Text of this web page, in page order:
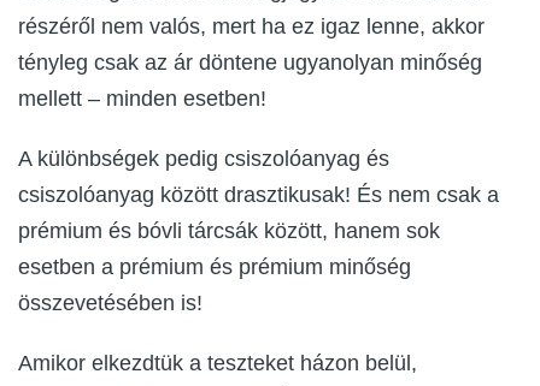
részéről nem valós, mert ha ez igaz lenne, akkor
tényleg csak az ár döntene ugyanolyan minőség
mellett – minden esetben!
A különbségek pedig csiszolóanyag és
csiszolóanyag között drasztikusak! És nem csak a
prémium és bóvli tárcsák között, hanem sok
esetben a prémium és prémium minőség
összevetésében is!
Amikor elkezdtük a teszteket házon belül,